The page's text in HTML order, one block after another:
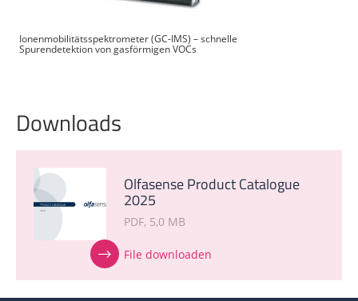
Ionenmobilitätsspektrometer (GC-IMS) – schnelle
Spurendetektion von gasförmigen VOCs
Downloads
Olfasense Product Catalogue
2025
PDF 5,0 MB
File downloaden